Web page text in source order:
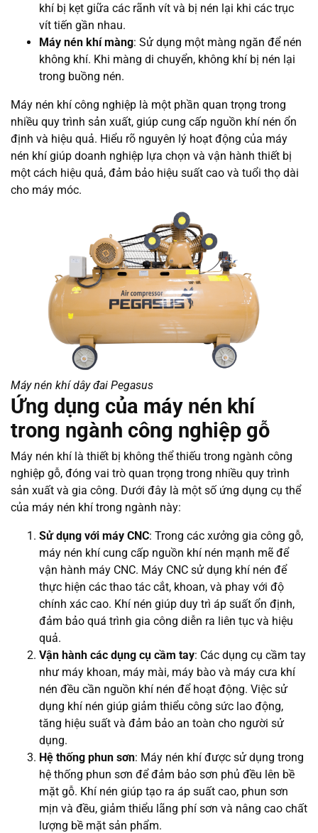
khí bị kẹt giữa các rãnh vít và bị nén lại khi các trục
vít tiến gần nhau.
Máy nén khí màng: Sử dụng một màng ngăn để nén
không khí. Khi màng di chuyển, không khí bị nén lại
trong buồng nén.
Máy nén khí công nghiệp là một phần quan trọng trong
nhiều quy trình sản xuất, giúp cung cấp nguồn khí nén ổn
định và hiệu quả. Hiểu rõ nguyên lý hoạt động của máy
nén khí giúp doanh nghiệp lựa chọn và vận hành thiết bị
một cách hiệu quả, đảm bảo hiệu suất cao và tuổi thọ dài
cho máy móc.
Máy nén khí dây đai Pegasus
Ứng dụng của máy nén khí
trong ngành công nghiệp gỗ
Máy nén khí là thiết bị không thể thiếu trong ngành công
nghiệp gỗ, đóng vai trò quan trọng trong nhiều quy trình
sản xuất và gia công. Dưới đây là một số ứng dụng cụ thể
của máy nén khí trong ngành này:
Sử dụng với máy CNC: Trong các xưởng gia công gỗ,
máy nén khí cung cấp nguồn khí nén mạnh mẽ để
vận hành máy CNC. Máy CNC sử dụng khí nén để
thực hiện các thao tác cắt, khoan, và phay với độ
chính xác cao. Khí nén giúp duy trì áp suất ổn định,
đảm bảo quá trình gia công diễn ra liên tục và hiệu
quả.
Vận hành các dụng cụ cầm tay: Các dụng cụ cầm tay
như máy khoan, máy mài, máy bào và máy cưa khí
nén đều cần nguồn khí nén để hoạt động. Việc sử
dụng khí nén giúp giảm thiểu công sức lao động,
tăng hiệu suất và đảm bảo an toàn cho người sử
dụng.
Hệ thống phun sơn: Máy nén khí được sử dụng trong
hệ thống phun sơn để đảm bảo sơn phủ đều lên bề
mặt gỗ. Khí nén giúp tạo ra áp suất cao, phun sơn
mịn và đều, giảm thiểu lãng phí sơn và nâng cao chất
lượng bề mặt sản phẩm.